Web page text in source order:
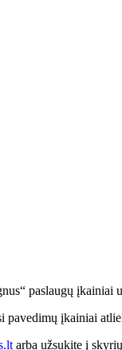
paslaugų
pavedimų įkainiai
arba užsukite į